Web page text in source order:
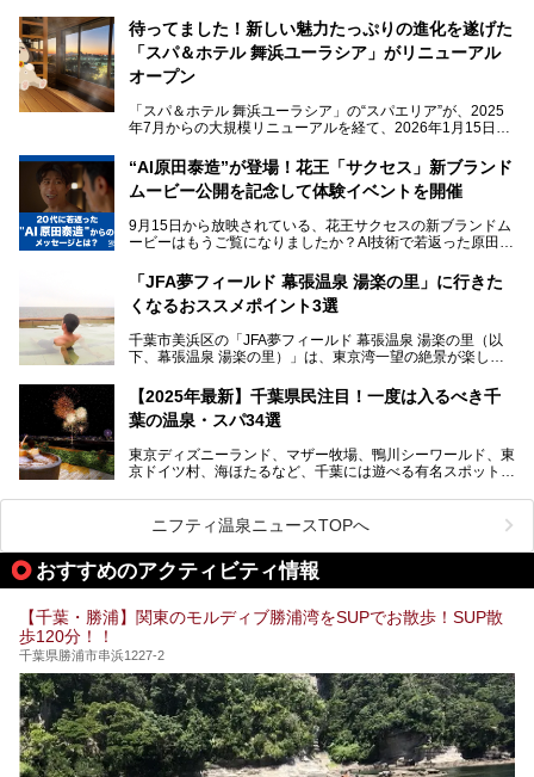
「サウナでしっかりととのいたい」「海が見える絶景で非日
常を味わいたい」「子連れでも気兼ねなく1日過ごした
い」。
そんな多様なニーズに応える施設が揃っているため、その日
の目的に合った施設がきっと見つかるはずです。
さらに最近では、24時間営業で深夜まで滞在できる施設
や、テレワーク・コワーキングスペースを備えた仕事もでき
るスパも増えており、ただの入浴施設にとどまらない進化を
本記事では、人気スーパー銭湯から絶景施設、コワーキング
スペースや休憩スペースが充実した施設、子連れファミリー
向けの施設など、目的に合わせたおすすめの施設を紹介しま
す。
ださい。
待ってました！新しい魅力たっぷりの進化を遂げた
「スパ＆ホテル 舞浜ユーラシア」がリニューアル
オープン
「スパ＆ホテル 舞浜ユーラシア」の“スパエリア”が、2025
年7月からの大規模リニューアルを経て、2026年1月15日
新設エリアや生まれ変わった浴場・サウナの魅力を、人気キ
ャラクター「ユーラシわん」と一緒にご紹介します。必見の
───
提供元：SPA＆HOTEL舞浜ユーラシア【PR】
です。
“AI原田泰造”が登場！花王「サクセス」新ブランド
ムービー公開を記念して体験イベントを開催
9月15日から放映されている、花王サクセスの新ブランドム
ービーはもうご覧になりましたか？AI技術で若返った原田泰
伝えるムービーです。公開を記念して、スパメッツァおおた
か竜泉寺の湯にて体験イベントを開催。花王サクセスの製品
が無料で試せるチャンスです！
提供元：花王株式会社【PR】
この記事は花王株式会社商品のPRレポート記事です。
「JFA夢フィールド 幕張温泉 湯楽の里」に行きた
くなるおススメポイント3選
千葉市美浜区の「JFA夢フィールド 幕張温泉 湯楽の里（以
下、幕張温泉 湯楽の里）」は、東京湾一望の絶景が楽しめ
設備も天然温泉の露天風呂、サウナ、岩盤浴のほか、高濃度
炭酸泉、海の見えるお休み処や食事処、展望抜群の屋上ま
で、年代を問わずたっぷり楽しめます。
今回は人気のこの施設の中でも、特におススメしたい3つの
ポイントについて厳選してお届けします。読めばきっと、行
【2025年最新】千葉県民注目！一度は入るべき千
葉の温泉・スパ34選
東京ディズニーランド、マザー牧場、鴨川シーワールド、東
京ドイツ村、海ほたるなど、千葉には遊べる有名スポットが
県で生まれ、千葉県で育ち、つい最近まで千葉在住だった私
がお勧めする、一度は入るべき千葉の温泉・スパ34選をま
とめました。
ニフティ温泉ニュースTOPへ
おすすめのアクティビティ情報
【千葉・勝浦】関東のモルディブ勝浦湾をSUPでお散歩！SUP散
歩120分！！
千葉県勝浦市串浜1227-2